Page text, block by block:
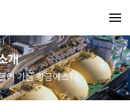
개
어 가는 황금에스티